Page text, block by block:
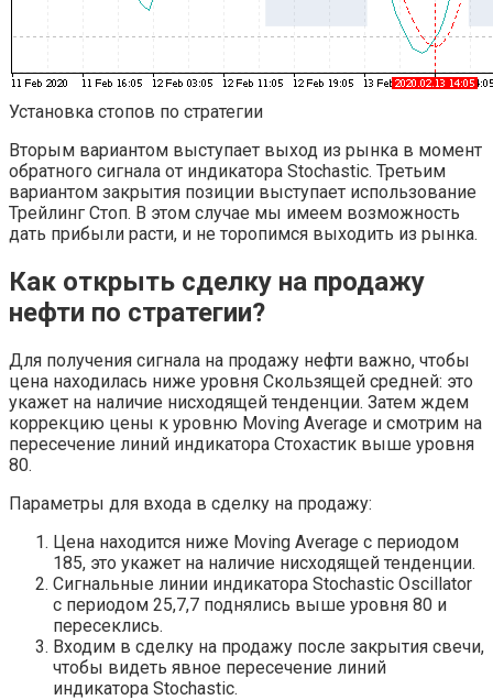
Установка стопов по стратегии
Вторым вариантом выступает выход из рынка в момент
обратного сигнала от индикатора Stochastic. Третьим
вариантом закрытия позиции выступает использование
Трейлинг Стоп. В этом случае мы имеем возможность
дать прибыли расти, и не торопимся выходить из рынка.
Как открыть сделку на продажу
нефти по стратегии?
Для получения сигнала на продажу нефти важно, чтобы
цена находилась ниже уровня Скользящей средней: это
укажет на наличие нисходящей тенденции. Затем ждем
коррекцию цены к уровню Moving Average и смотрим на
пересечение линий индикатора Стохастик выше уровня
80.
Параметры для входа в сделку на продажу:
Цена находится ниже Moving Average с периодом
185, это укажет на наличие нисходящей тенденции.
Сигнальные линии индикатора Stochastic Oscillator
с периодом 25,7,7 поднялись выше уровня 80 и
пересеклись.
Входим в сделку на продажу после закрытия свечи,
чтобы видеть явное пересечение линий
индикатора Stochastic.